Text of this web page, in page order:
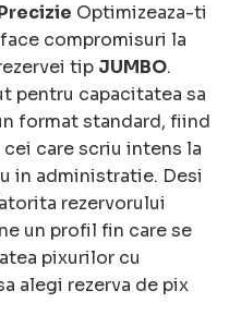
Optimizeaza-ti
compromisuri la
tip JUMBO.
pentru capacitatea sa
format standard, fiind
care scriu intens la
in administratie. Desi
rezervorului
un profil fin care se
pixurilor cu
alegi rezerva de pix